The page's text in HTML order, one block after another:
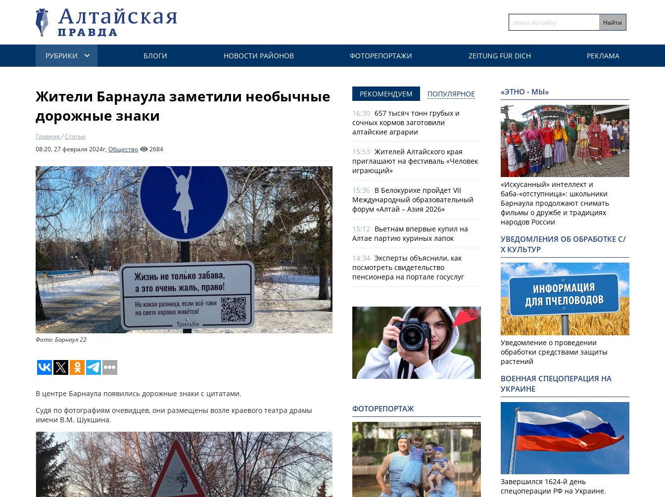
РУБРИКИ БЛОГИ НОВОСТИ РАЙОНОВ ФОТОРЕПОРТАЖИ ZEITUNG FÜR DICH РЕКЛАМА
Жители Барнаула заметили необычные
дорожные знаки
Главная /Статьи
08:20, 27 февраля 2024г, Общество 2684
Фото: Барнаул 22
В центре Барнаула появились дорожные знаки с цитатами.
Судя по фотографиям очевидцев, они размещены возле краевого театра драмы
имени В.М. Шукшина.
РЕКОМЕНДУЕМ ПОПУЛЯРНОЕ
16:30 657 тысяч тонн грубых и
сочных кормов заготовили
алтайские аграрии
15:53 Жителей Алтайского края
приглашают на фестиваль «Человек
играющий»
15:36 В Белокурихе пройдет VII
Международный образовательный
форум «Алтай – Азия 2026»
15:12 Вьетнам впервые купил на
Алтае партию куриных лапок
14:34 Эксперты объяснили, как
посмотреть свидетельство
пенсионера на портале госуслуг
ФОТОРЕПОРТАЖ
«ЭТНО - МЫ»
«Искусанный» интеллект и
баба-«отступница»: школьники
Барнаула продолжают снимать
фильмы о дружбе и традициях
народов России
УВЕДОМЛЕНИЯ ОБ ОБРАБОТКЕ С/
Х КУЛЬТУР
Уведомление о проведении
обработки средствами защиты
растений
ВОЕННАЯ СПЕЦОПЕРАЦИЯ НА
УКРАИНЕ
Завершился 1624-й день
спецоперации РФ на Украине.